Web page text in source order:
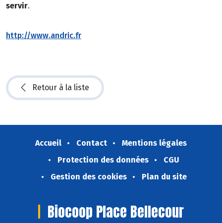
servir.
http://www.andric.fr
Retour à la liste
Accueil Contact
Mentions légales
Protection des données
CGU
Gestion des cookies
Plan du site
Biocoop Place Bellecour